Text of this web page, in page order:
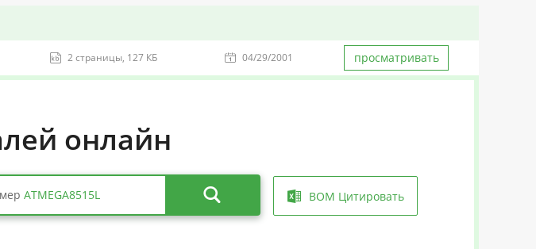
2 страницы, 127 КБ 04/29/2001 просматривать
онлайн
ATMEGA8515L BOM Цитировать